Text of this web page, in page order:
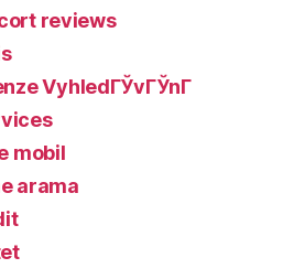
reviews
VyhledГЎvГЎnГ­
mobil
arama